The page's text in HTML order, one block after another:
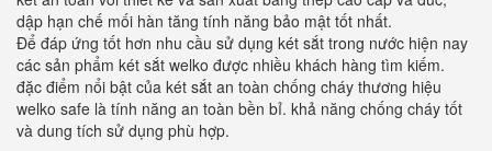
dập hạn chế mối hàn tăng tính năng bảo mật tốt nhất.
Để đáp ứng tốt hơn nhu cầu sử dụng két sắt trong nước hiện nay
các sản phẩm két sắt welko được nhiều khách hàng tìm kiếm.
đặc điểm nổi bật của két sắt an toàn chống cháy thương hiệu
welko safe là tính năng an toàn bền bỉ. khả năng chống cháy tốt
và dung tích sử dụng phù hợp.